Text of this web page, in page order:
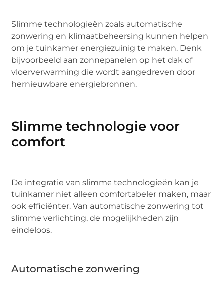
Slimme technologieën zoals automatische
zonwering en klimaatbeheersing kunnen helpen
om je tuinkamer energiezuinig te maken. Denk
bijvoorbeeld aan zonnepanelen op het dak of
vloerverwarming die wordt aangedreven door
hernieuwbare energiebronnen.
Slimme technologie voor
comfort
De integratie van slimme technologieën kan je
tuinkamer niet alleen comfortabeler maken, maar
ook efficiënter. Van automatische zonwering tot
slimme verlichting, de mogelijkheden zijn
eindeloos.
Automatische zonwering